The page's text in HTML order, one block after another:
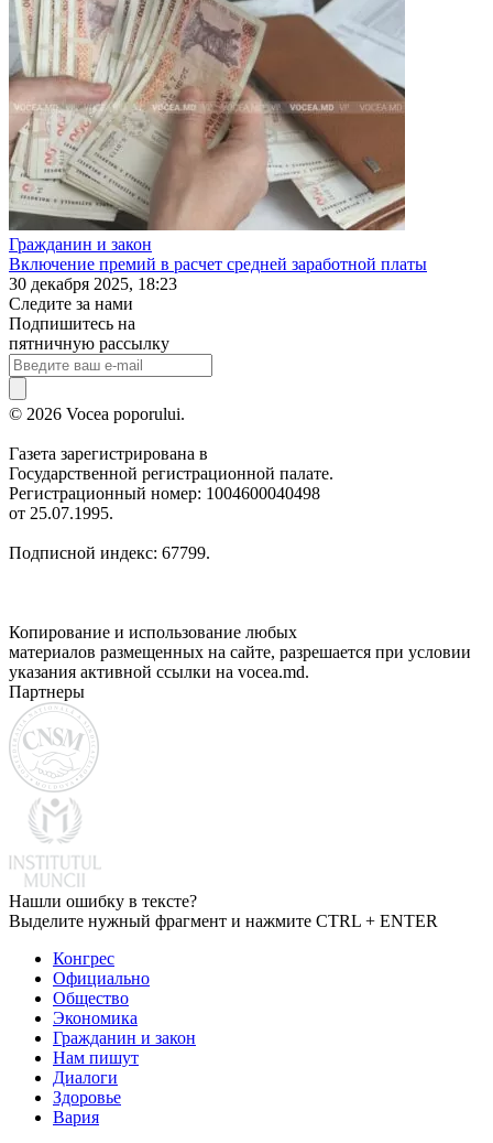
Гражданин и закон
Включение премий в расчет средней заработной платы
30 декабря 2025, 18:23
Следите за нами
Подпишитесь на
пятничную рассылку
© 2026 Vocea poporului.
Газета зарегистрирована в
Государственной регистрационной палате.
Регистрационный номер: 1004600040498
от 25.07.1995.
Подписной индекс: 67799.
Копирование и использование любых
материалов размещенных на сайте, разрешается при условии
указания активной ссылки на vocea.md.
Партнеры
Нашли ошибку в тексте?
Выделите нужный фрагмент и нажмите CTRL + ENTER
Конгрес
Официально
Общество
Экономика
Гражданин и закон
Нам пишут
Диалоги
Здоровье
Вария